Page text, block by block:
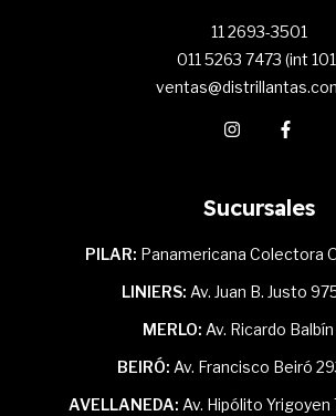
11 2693-3501
011 5263 7473 (int
Sucursales
PILAR: Panamericana Colectora
LINIERS: Av. Juan B. Justo
MERLO: Av. Ricardo
BEIRÓ: Av. Francisco Beiró
AVELLANEDA: Av. Hipólito Yrigoyen